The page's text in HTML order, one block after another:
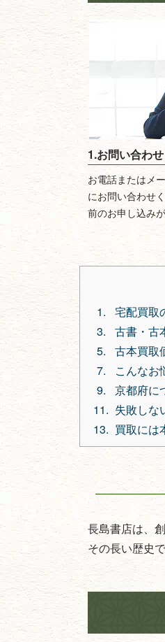
1.お問い合わせ
お電話またはメ
にお問い合わせ
前のお申し込み
宅配買取
古書・古
古本買取
こんなお
京都府に
失敗しな
買取には
長島書店は、
その長い歴史